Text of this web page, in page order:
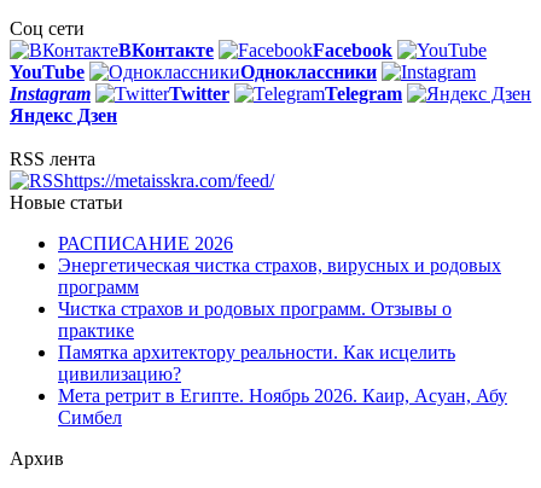
Соц сети
ВКонтакте
Facebook
YouTube
Одноклассники
Instagram
Twitter
Telegram
Яндекс Дзен
RSS лента
https://metaisskra.com/feed/
Новые статьи
РАСПИСАНИЕ 2026
Энергетическая чистка страхов, вирусных и родовых
программ
Чистка страхов и родовых программ. Отзывы о
практике
Памятка архитектору реальности. Как исцелить
цивилизацию?
Мета ретрит в Египте. Ноябрь 2026. Каир, Асуан, Абу
Симбел
Архив